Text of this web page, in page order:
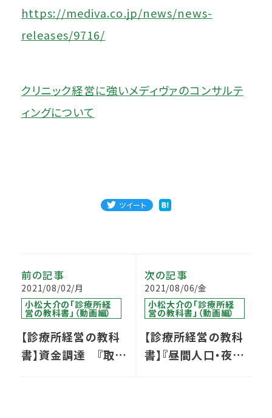
https://mediva.co.jp/news/news-
releases/9716/
クリニック経営に強いメディヴァのコンサルテ
ィングについて
ツイート
前の記事
2021/08/02/月
小松大介の「診療所経
営の教科書」（動画編）
【診療所経営の教科
書】資金調達 『取引
次の記事
2021/08/06/金
小松大介の「診療所経
営の教科書」（動画編）
【診療所経営の教科
書】『昼間人口・夜間